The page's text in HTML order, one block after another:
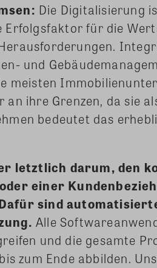
Die Digitalisierung
Erfolgsfaktor für die
und
meisten
an ihre Grenzen, da sie
bedeutet das
letztlich darum, den
einer
sind
Alle
und die gesamte
zum Ende abbilden.